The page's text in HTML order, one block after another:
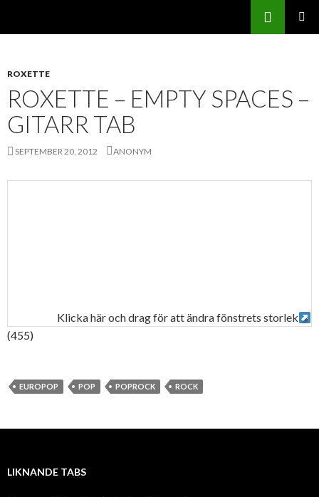
ROXETTE
ROXETTE – EMPTY SPACES –
GITARR TAB
SEPTEMBER 20, 2012 ANONYM
Klicka här och drag för att ändra fönstrets storlek
(455)
EUROPOP POP POPROCK ROCK
LIKNANDE TABS